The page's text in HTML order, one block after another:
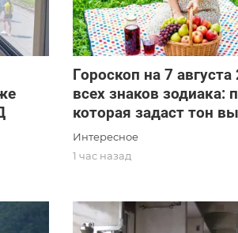
Гороскоп на 7
всех знаков зодиака:
которая задаст тон
Интересное
1 час назад